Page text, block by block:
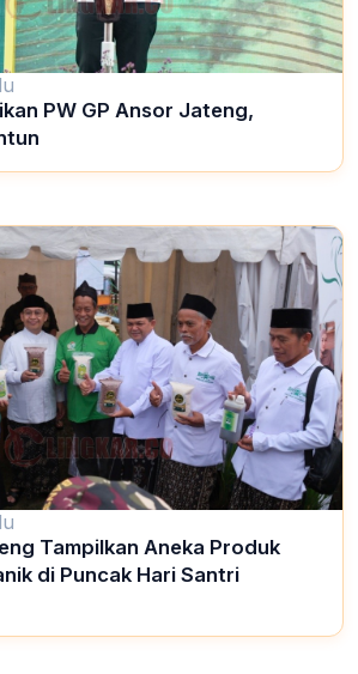
PW GP Ansor Jateng,
Tampilkan Aneka Produk
di Puncak Hari Santri